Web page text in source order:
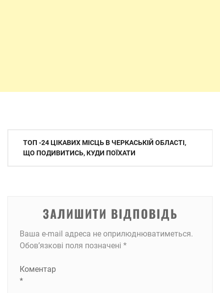
Навігація
записів
ТОП -24 ЦІКАВИХ МІСЦЬ В ЧЕРКАСЬКІЙ ОБЛАСТІ,
ЩО ПОДИВИТИСЬ, КУДИ ПОЇХАТИ
ЗАЛИШИТИ ВІДПОВІДЬ
Ваша e-mail адреса не оприлюднюватиметься.
Обов’язкові поля позначені *
Коментар
*